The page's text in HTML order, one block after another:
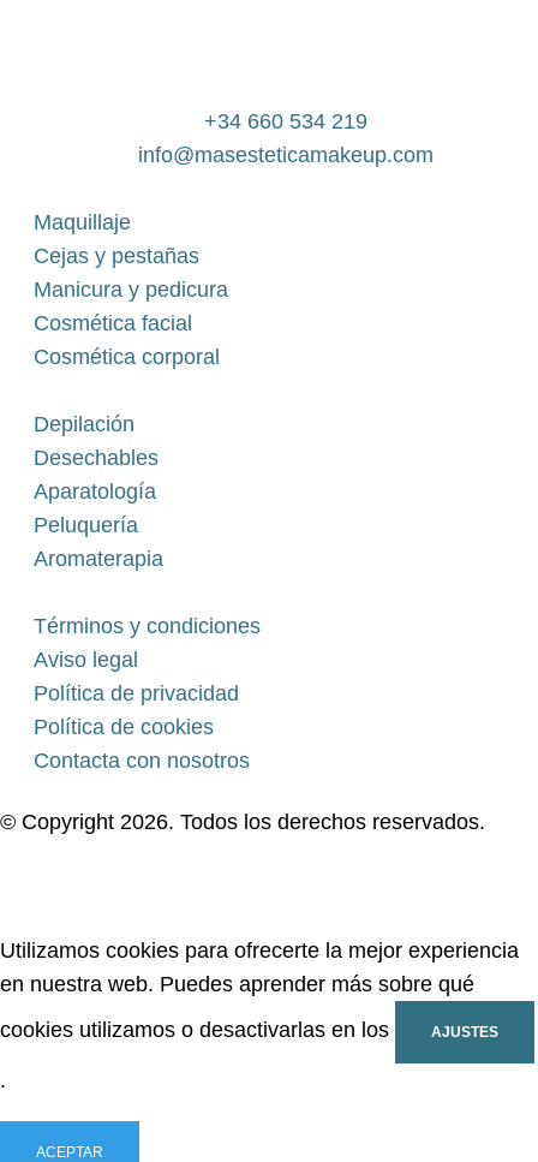
+34 660 534 219
info@masesteticamakeup.com
Maquillaje
Cejas y pestañas
Manicura y pedicura
Cosmética facial
Cosmética corporal
Depilación
Desechables
Aparatología
Peluquería
Aromaterapia
Términos y condiciones
Aviso legal
Política de privacidad
Política de cookies
Contacta con nosotros
© Copyright 2026. Todos los derechos reservados.
Utilizamos cookies para ofrecerte la mejor experiencia
en nuestra web. Puedes aprender más sobre qué
cookies utilizamos o desactivarlas en los
AJUSTES
.
ACEPTAR